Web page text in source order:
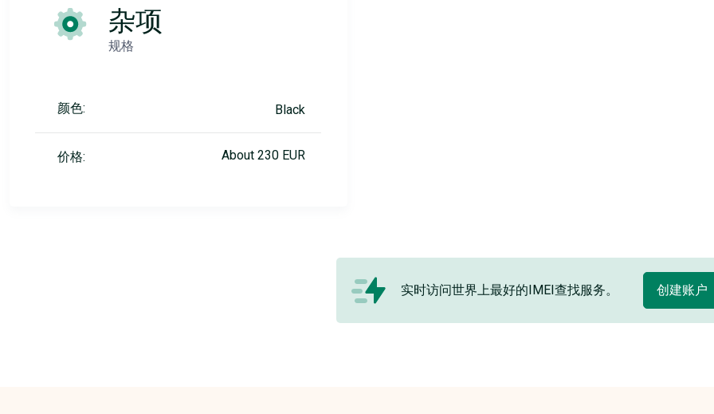
杂项
规格
颜色: Black
价格: About 230 EUR
实时访问世界上最好的IMEI查找服务。 创建账户